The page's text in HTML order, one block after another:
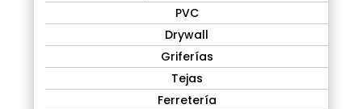
PVC
Drywall
Griferías
Tejas
Ferretería